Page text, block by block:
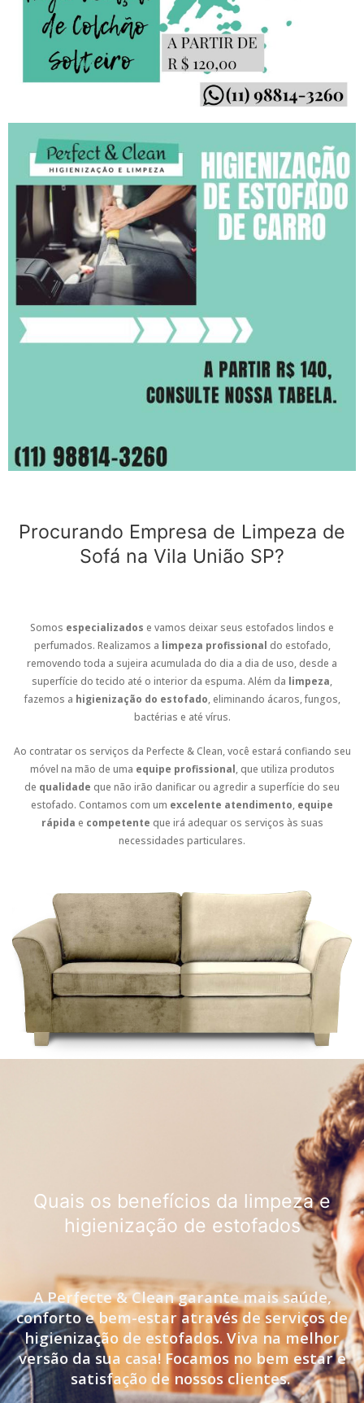
Procurando Empresa de Limpeza de
Sofá na Vila União SP?
Somos especializados e vamos deixar seus estofados lindos e
perfumados. Realizamos a limpeza profissional do estofado,
removendo toda a sujeira acumulada do dia a dia de uso, desde a
superfície do tecido até o interior da espuma. Além da limpeza,
fazemos a higienização do estofado, eliminando ácaros, fungos,
bactérias e até vírus.
Ao contratar os serviços da Perfecte & Clean, você estará confiando seu
móvel na mão de uma equipe profissional, que utiliza produtos
de qualidade que não irão danificar ou agredir a superfície do seu
estofado. Contamos com um excelente atendimento, equipe
rápida e competente que irá adequar os serviços às suas
necessidades particulares.
Quais os benefícios da limpeza e
higienização de estofados
A Perfecte & Clean garante mais saúde,
conforto e bem-estar através de serviços de
higienização de estofados. Viva na melhor
versão da sua casa! Focamos no bem estar e
satisfação de nossos clientes.